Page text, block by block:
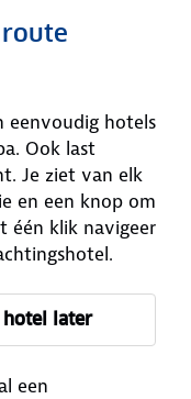
eenvoudig hotels
Ook last
Je ziet van elk
en een knop om
één klik navigeer
hotel later
een